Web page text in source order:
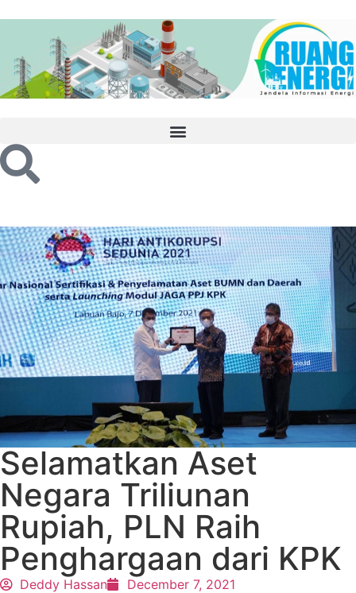
Selamatkan Aset
Negara Triliunan
Rupiah, PLN Raih
Penghargaan dari KPK
Deddy Hassan December 7, 2021